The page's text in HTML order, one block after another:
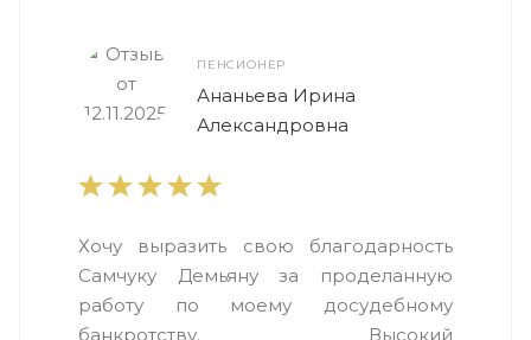
ПЕНСИОНЕР
Ананьева Ирина
Александровна
Хочу выразить свою благодарность
Самчуку Демьяну за проделанную
работу по моему досудебному
банкротству. Высокий